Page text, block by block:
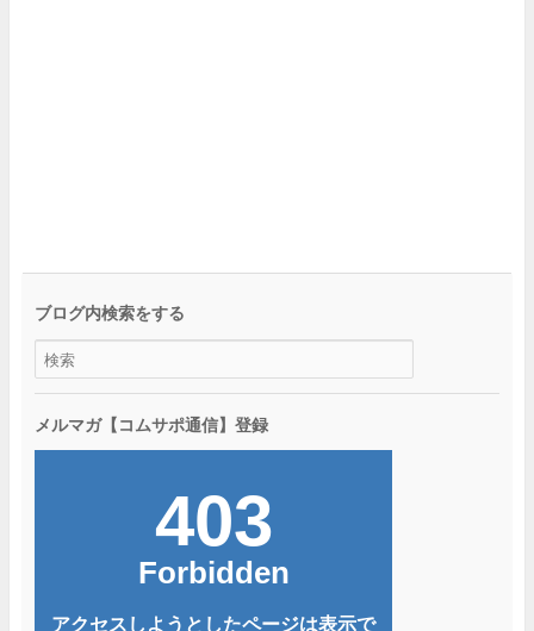
ブログ内検索をする
メルマガ【コムサポ通信】登録